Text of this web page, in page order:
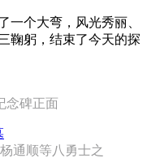
一个大弯，风光秀丽、
鞠躬，结束了今天的探
念碑正面
通顺等八勇士之